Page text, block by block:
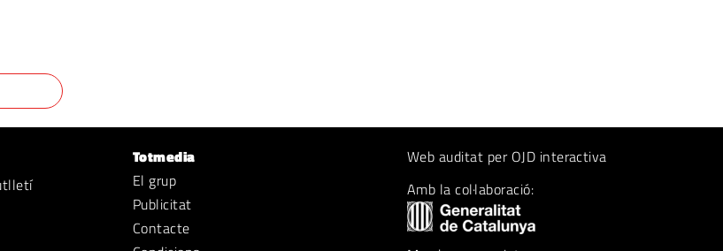
Totmedia
El grup
Publicitat
Contacte
Web auditat per OJD interactiva
Amb la col·laboració: